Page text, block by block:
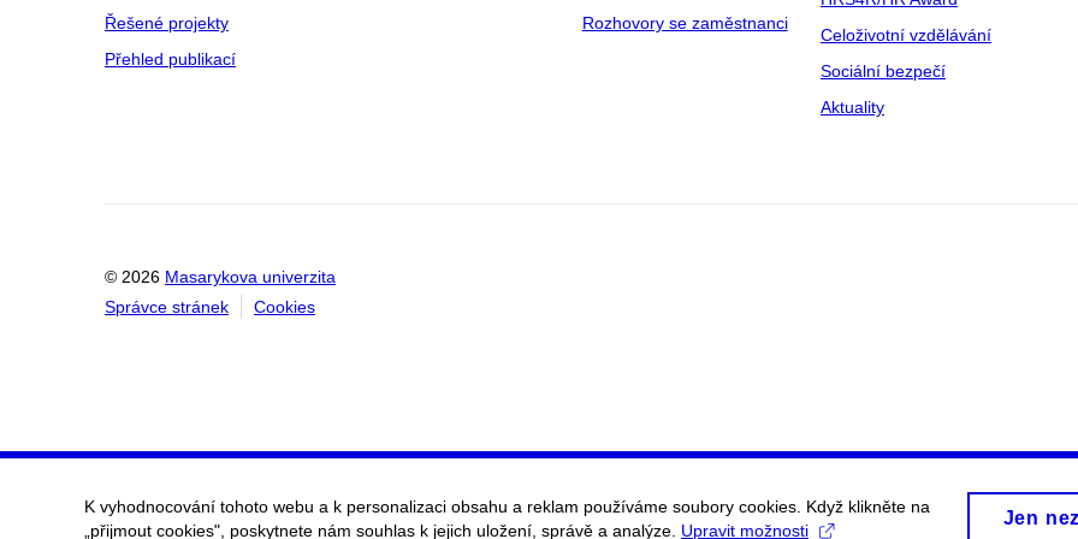
Řešené projekty
Přehled publikací
Rozhovory se zaměstnanci
Celoživotní vzdělávání
Sociální bezpečí
Aktuality
© 2026 Masarykova univerzita
Správce stránek
Cookies
K vyhodnocování tohoto webu a k personalizaci obsahu a reklam používáme soubory cookies. Když klikněte na
„přijmout cookies", poskytnete nám souhlas k jejich uložení, správě a analýze. Upravit možnosti
Jen